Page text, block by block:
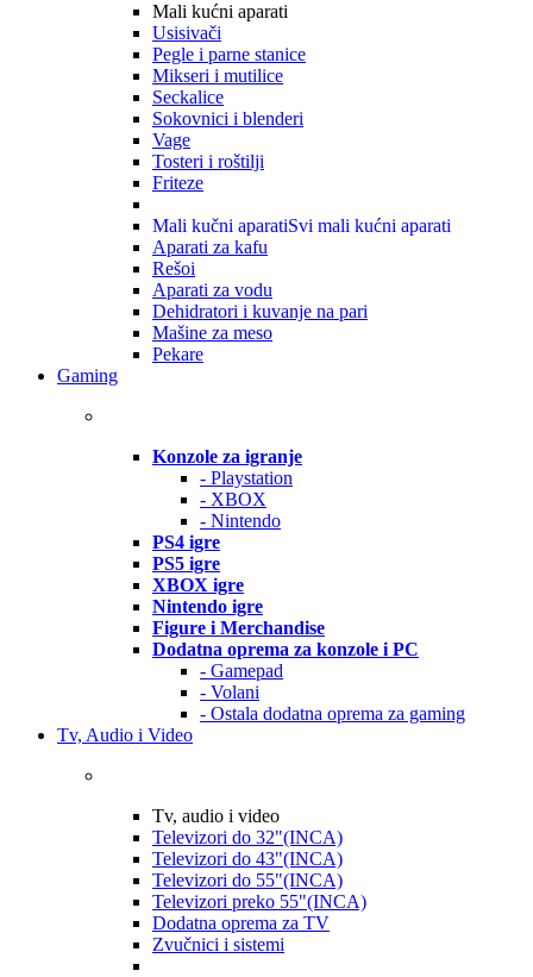
Mali kućni aparati
Usisivači
Pegle i parne stanice
Mikseri i mutilice
Seckalice
Sokovnici i blenderi
Vage
Tosteri i roštilji
Friteze
Mali kučni aparatiSvi mali kućni aparati
Aparati za kafu
Rešoi
Aparati za vodu
Dehidratori i kuvanje na pari
Mašine za meso
Pekare
Gaming
Konzole za igranje
- Playstation
- XBOX
- Nintendo
PS4 igre
PS5 igre
XBOX igre
Nintendo igre
Figure i Merchandise
Dodatna oprema za konzole i PC
- Gamepad
- Volani
- Ostala dodatna oprema za gaming
Tv, Audio i Video
Tv, audio i video
Televizori do 32"(INCA)
Televizori do 43"(INCA)
Televizori do 55"(INCA)
Televizori preko 55"(INCA)
Dodatna oprema za TV
Zvučnici i sistemi